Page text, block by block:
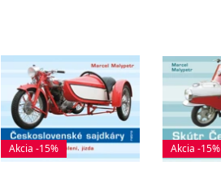
Akcia -15% Akcia -15%